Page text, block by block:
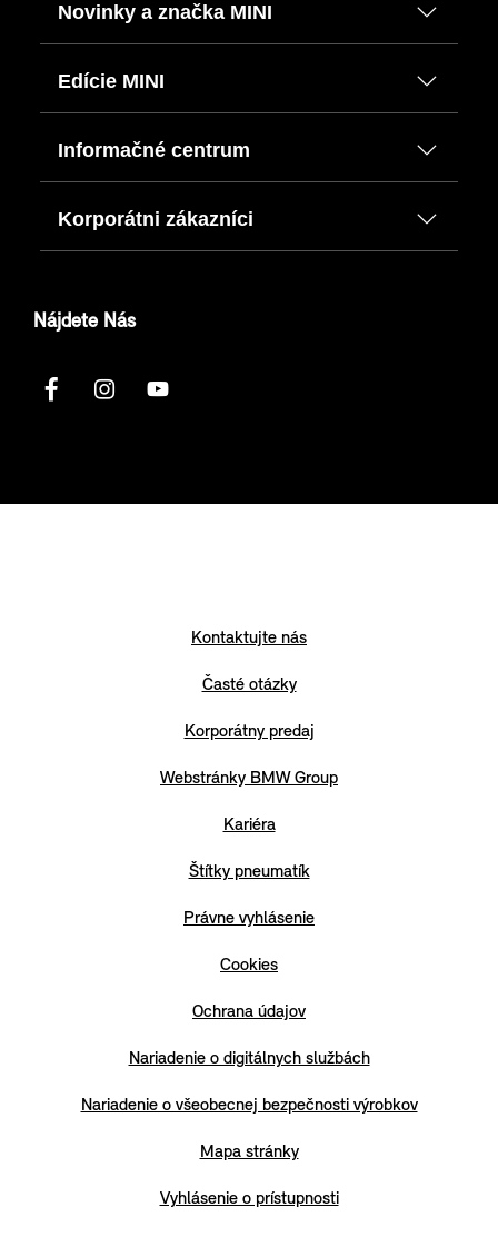
Novinky a značka MINI
Edície MINI
Informačné centrum
Korporátni zákazníci
Nájdete Nás
Kontaktujte nás
Časté otázky
Korporátny predaj
Webstránky BMW Group
Kariéra
Štítky pneumatík
Právne vyhlásenie
Cookies
Ochrana údajov
Nariadenie o digitálnych službách
Nariadenie o všeobecnej bezpečnosti výrobkov
Mapa stránky
Vyhlásenie o prístupnosti